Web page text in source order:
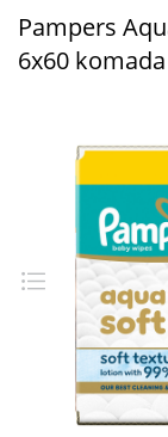
Pampers
6x60 komada